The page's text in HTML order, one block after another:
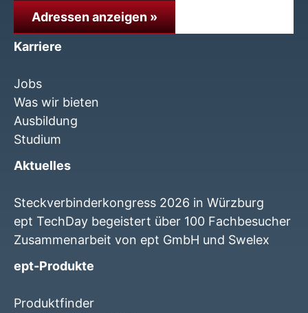
Adressen anzeigen »
Karriere
Jobs
Was wir bieten
Ausbildung
Studium
Aktuelles
Steckverbinderkongress 2026 in Würzburg
ept TechDay begeistert über 100 Fachbesucher
Zusammenarbeit von ept GmbH und Swelex
ept-Produkte
Produktfinder